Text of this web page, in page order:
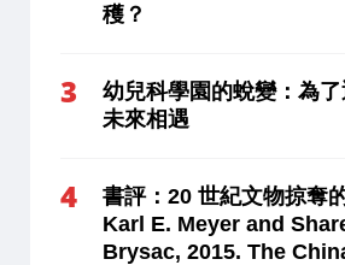
穫？
幼兒科學園的蛻變：為
未來相遇
書評：20 世紀文物掠奪
Karl E. Meyer and
Brysac, 2015. The